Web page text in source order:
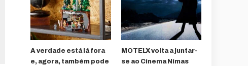
A verdade está lá fora
e, agora, também pode
MOTELX volta a juntar-
se ao Cinema Nimas